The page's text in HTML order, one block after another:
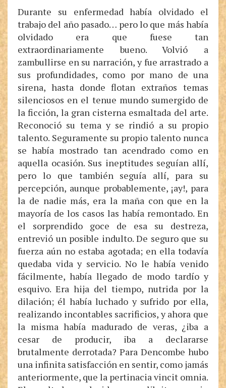
Durante su enfermedad había olvidado el
trabajo del año pasado… pero lo que más había
olvidado era que fuese tan
extraordinariamente bueno. Volvió a
zambullirse en su narración, y fue arrastrado a
sus profundidades, como por mano de una
sirena, hasta donde flotan extraños temas
silenciosos en el tenue mundo sumergido de
la ficción, la gran cisterna esmaltada del arte.
Reconoció su tema y se rindió a su propio
talento. Seguramente su propio talento nunca
se había mostrado tan acendrado como en
aquella ocasión. Sus ineptitudes seguían allí,
pero lo que también seguía allí, para su
percepción, aunque probablemente, ¡ay!, para
la de nadie más, era la maña con que en la
mayoría de los casos las había remontado. En
el sorprendido goce de esa su destreza,
entrevió un posible indulto. De seguro que su
fuerza aún no estaba agotada; en ella todavía
quedaba vida y servicio. No le había venido
fácilmente, había llegado de modo tardío y
esquivo. Era hija del tiempo, nutrida por la
dilación; él había luchado y sufrido por ella,
realizando incontables sacrificios, y ahora que
la misma había madurado de veras, ¿iba a
cesar de producir, iba a declararse
brutalmente derrotada? Para Dencombe hubo
una infinita satisfacción en sentir, como jamás
anteriormente, que la pertinacia vincit omnia.